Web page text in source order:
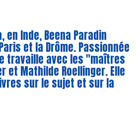
en Inde, Beena Paradin
et la Drôme. Passionnée
travaille avec les "maîtres
et Mathilde Roellinger. Elle
sur le sujet et sur la